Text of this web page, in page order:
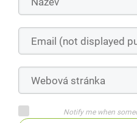
Notify me when